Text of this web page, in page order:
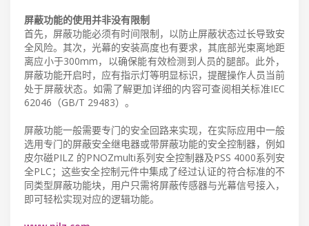
屏蔽功能的使用并非没有限制
首先，屏蔽功能必须有时间限制，以防止屏蔽状态过长导致安
全风险。其次，光幕的安装高度也有要求，其底部光束离地距
离应小于300mm，以确保能有效检测到人员的腿部。此外，
屏蔽功能开启时，应有指示灯等明显标识，提醒操作人员当前
处于屏蔽状态。如需了解更加详细的内容可查阅相关标准IEC
62046（GB/T 29483）。
屏蔽功能一般需要专门的安全回路来实现，在实际应用中一般
选用专门的屏蔽安全继电器或带屏蔽功能的安全控制器，例如
皮尔磁PILZ 的PNOZmulti系列安全控制器及PSS 4000系列安
全PLC；这些安全控制元件中集成了经过认证的符合标准的不
同类型屏蔽功能块，用户只需将屏蔽传感器与光幕信号接入，
即可轻松实现对应的逻辑功能。